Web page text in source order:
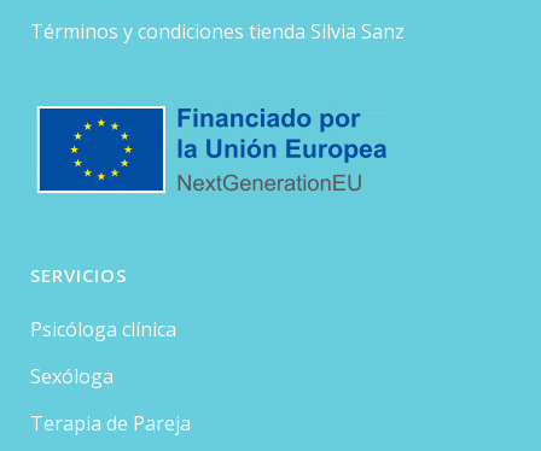
Términos y condiciones tienda Silvia Sanz
SERVICIOS
Psicóloga clínica
Sexóloga
Terapia de Pareja